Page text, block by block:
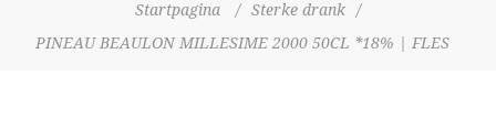
Startpagina / Sterke drank
/
PINEAU BEAULON MILLESIME 2000 50CL *18% | FLES